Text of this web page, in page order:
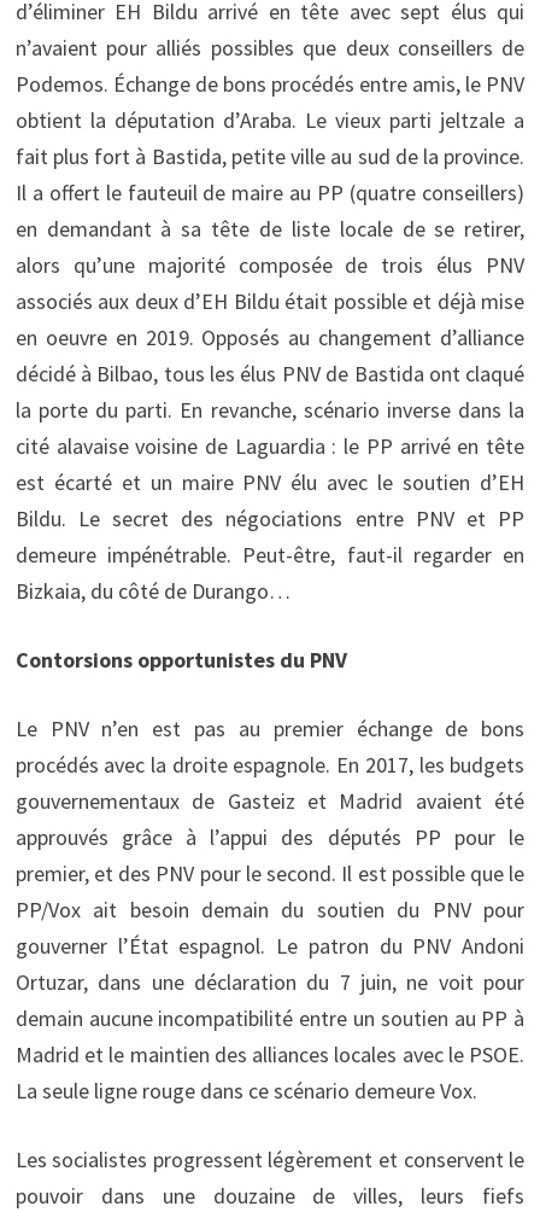
d’éliminer EH Bildu arrivé en tête avec sept élus qui
n’avaient pour alliés possibles que deux conseillers de
Podemos. Échange de bons procédés entre amis, le PNV
obtient la députation d’Araba. Le vieux parti jeltzale a
fait plus fort à Bastida, petite ville au sud de la province.
Il a offert le fauteuil de maire au PP (quatre conseillers)
en demandant à sa tête de liste locale de se retirer,
alors qu’une majorité composée de trois élus PNV
associés aux deux d’EH Bildu était possible et déjà mise
en oeuvre en 2019. Opposés au changement d’alliance
décidé à Bilbao, tous les élus PNV de Bastida ont claqué
la porte du parti. En revanche, scénario inverse dans la
cité alavaise voisine de Laguardia : le PP arrivé en tête
est écarté et un maire PNV élu avec le soutien d’EH
Bildu. Le secret des négociations entre PNV et PP
demeure impénétrable. Peut-être, faut-il regarder en
Bizkaia, du côté de Durango…
Contorsions opportunistes du PNV
Le PNV n’en est pas au premier échange de bons
procédés avec la droite espagnole. En 2017, les budgets
gouvernementaux de Gasteiz et Madrid avaient été
approuvés grâce à l’appui des députés PP pour le
premier, et des PNV pour le second. Il est possible que le
PP/Vox ait besoin demain du soutien du PNV pour
gouverner l’État espagnol. Le patron du PNV Andoni
Ortuzar, dans une déclaration du 7 juin, ne voit pour
demain aucune incompatibilité entre un soutien au PP à
Madrid et le maintien des alliances locales avec le PSOE.
La seule ligne rouge dans ce scénario demeure Vox.
Les socialistes progressent légèrement et conservent le
pouvoir dans une douzaine de villes, leurs fiefs